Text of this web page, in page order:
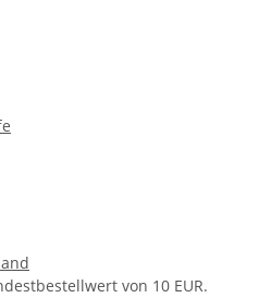
von 10 EUR.